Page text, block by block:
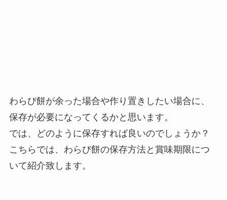
わらび餅が余った場合や作り置きしたい場合に、
保存が必要になってくるかと思います。
では、どのように保存すれば良いのでしょうか？
こちらでは、わらび餅の保存方法と賞味期限につ
いて紹介致します。